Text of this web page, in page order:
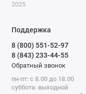
2025
Поддержка
8 (800) 551-52-97
8 (843) 233-44-55
Обратный звонок
пн-пт: с 8.00 до 18.00
суббота: выходной